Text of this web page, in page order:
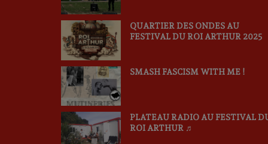
QUARTIER DES ONDES AU
FESTIVAL DU ROI ARTHUR 2025
SMASH FASCISM WITH ME !
PLATEAU RADIO AU FESTIVAL
ROI ARTHUR ♬